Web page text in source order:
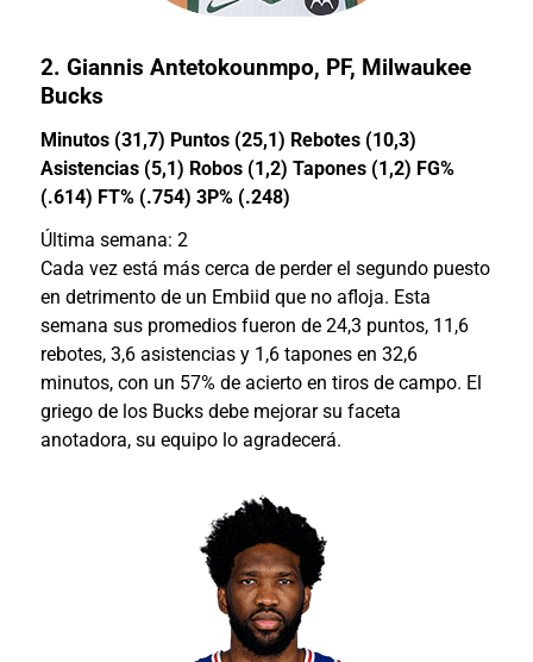
2. Giannis Antetokounmpo, PF, Milwaukee
Bucks
Minutos (31,7) Puntos (25,1) Rebotes (10,3)
Asistencias (5,1) Robos (1,2) Tapones (1,2) FG%
(.614) FT% (.754) 3P% (.248)
Última semana: 2
Cada vez está más cerca de perder el segundo puesto
en detrimento de un Embiid que no afloja. Esta
semana sus promedios fueron de 24,3 puntos, 11,6
rebotes, 3,6 asistencias y 1,6 tapones en 32,6
minutos, con un 57% de acierto en tiros de campo. El
griego de los Bucks debe mejorar su faceta
anotadora, su equipo lo agradecerá.